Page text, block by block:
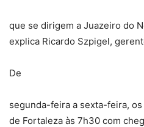
que se dirigem a Juazeiro do
explica Ricardo Szpigel,
De
segunda-feira a sexta-feira,
de Fortaleza às 7h30 com